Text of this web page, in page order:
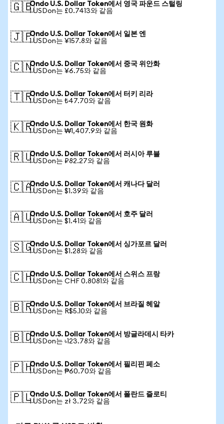
🇬🇧Ondo U.S. Dollar Token에서 영국 파운드 스털링
1 USDon는 £0.7413와 같음
🇯🇵Ondo U.S. Dollar Token에서 일본 엔
1 USDon는 ¥157.8와 같음
🇨🇳Ondo U.S. Dollar Token에서 중국 위안화
1 USDon는 ¥6.75와 같음
🇹🇷Ondo U.S. Dollar Token에서 터키 리라
1 USDon는 ₺47.70와 같음
🇰🇷Ondo U.S. Dollar Token에서 한국 원화
1 USDon는 ₩1,407.9와 같음
🇷🇺Ondo U.S. Dollar Token에서 러시아 루블
1 USDon는 ₽82.27와 같음
🇨🇦Ondo U.S. Dollar Token에서 캐나다 달러
1 USDon는 $1.39와 같음
🇦🇺Ondo U.S. Dollar Token에서 호주 달러
1 USDon는 $1.41와 같음
🇸🇬Ondo U.S. Dollar Token에서 싱가포르 달러
1 USDon는 $1.28와 같음
🇨🇭Ondo U.S. Dollar Token에서 스위스 프랑
1 USDon는 CHF 0.8081와 같음
🇧🇷Ondo U.S. Dollar Token에서 브라질 헤알
1 USDon는 R$5.10와 같음
🇧🇩Ondo U.S. Dollar Token에서 방글라데시 타카
1 USDon는 ৳123.78와 같음
🇵🇭Ondo U.S. Dollar Token에서 필리핀 페소
1 USDon는 ₱60.70와 같음
🇵🇱Ondo U.S. Dollar Token에서 폴란드 즐로티
1 USDon는 zł 3.72와 같음